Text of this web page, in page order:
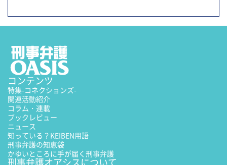
コンテンツ
特集-コネクションズ-
関連活動紹介
コラム・連載
ブックレビュー
ニュース
知っている？KEIBEN用語
刑事弁護の知恵袋
かゆいところに手が届く刑事弁護
刑事弁護オアシスについて